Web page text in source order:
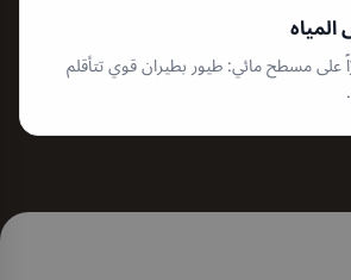
على مسطح مائي: طيور بطيران قوي تتأقلم